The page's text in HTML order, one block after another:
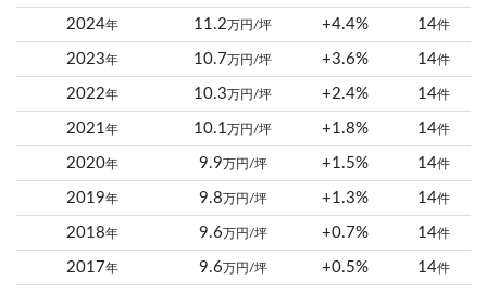
2024年 11.2 万円/坪 +4.4% 14件
2023年 10.7 万円/坪 +3.6% 14件
2022年 10.3 万円/坪 +2.4% 14件
2021年 10.1 万円/坪 +1.8% 14件
2020年 9.9 万円/坪 +1.5% 14件
2019年 9.8 万円/坪 +1.3% 14件
2018年 9.6 万円/坪 +0.7% 14件
2017年 9.6 万円/坪 +0.5% 14件